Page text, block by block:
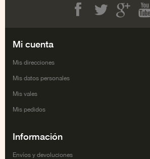
Mi cuenta
Mis direcciones
Mis datos personales
Mis vales
Mis pedidos
Información
Envíos y devoluciones